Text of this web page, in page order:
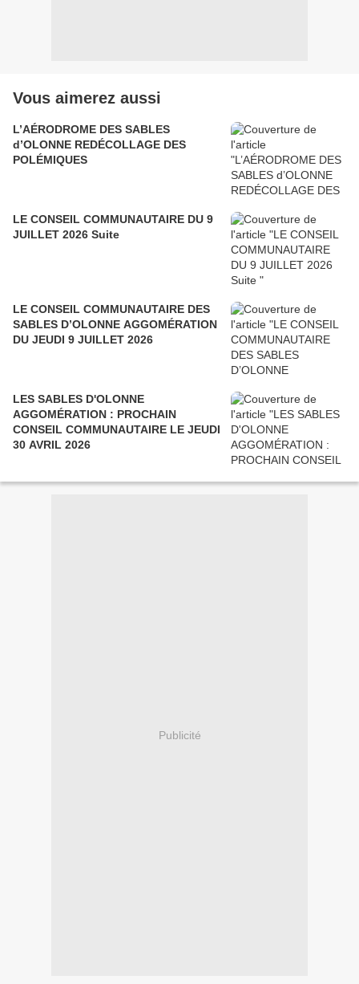
Vous aimerez aussi
L’AÉRODROME DES SABLES
d’OLONNE REDÉCOLLAGE DES
POLÉMIQUES
LE CONSEIL COMMUNAUTAIRE DU 9
JUILLET 2026 Suite
LE CONSEIL COMMUNAUTAIRE DES
SABLES D’OLONNE AGGOMÉRATION
DU JEUDI 9 JUILLET 2026
LES SABLES D'OLONNE
AGGOMÉRATION : PROCHAIN
CONSEIL COMMUNAUTAIRE LE JEUDI
30 AVRIL 2026
Publicité